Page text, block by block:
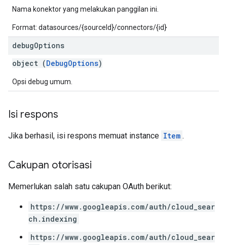
Nama konektor yang melakukan panggilan ini.
Format: datasources/{sourceId}/connectors/{id}
debugOptions
object (DebugOptions)
Opsi debug umum.
Isi respons
Jika berhasil, isi respons memuat instance Item .
Cakupan otorisasi
Memerlukan salah satu cakupan OAuth berikut:
https://www.googleapis.com/auth/cloud_sear
ch.indexing
https://www.googleapis.com/auth/cloud_sear